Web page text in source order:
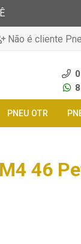
Não é cliente
PNEU OTR
46